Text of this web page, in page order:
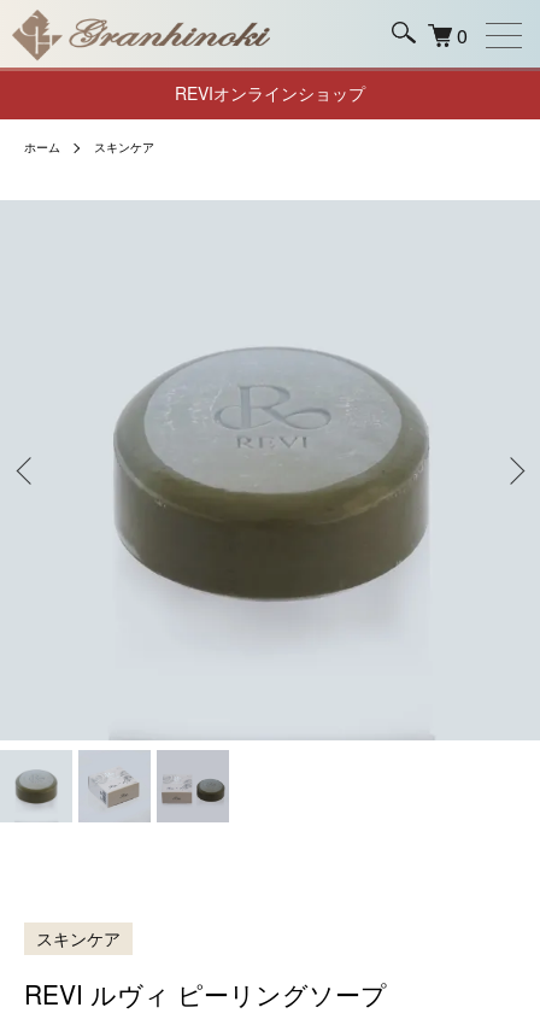
0
REVIオンラインショップ
ホーム スキンケア
スキンケア
REVI ルヴィ ピーリングソープ